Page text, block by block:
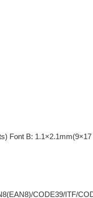
Font B: 1.1×2.1mm(9×17
CODE39/ITF/